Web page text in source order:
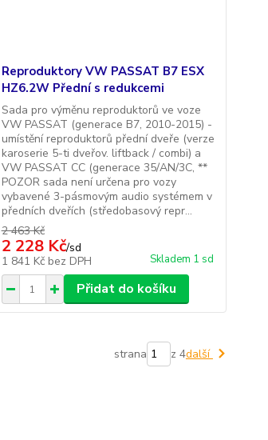
Reproduktory VW PASSAT B7 ESX
HZ6.2W Přední s redukcemi
Sada pro výměnu reproduktorů ve voze
VW PASSAT (generace B7, 2010-2015) -
umístění reproduktorů přední dveře (verze
karoserie 5-ti dveřov. liftback / combi) a
VW PASSAT CC (generace 35/AN/3C, **
POZOR sada není určena pro vozy
vybavené 3-pásmovým audio systémem v
předních dveřích (středobasový repr...
2 463 Kč
2 228 Kč/sd
1 841 Kč bez DPH Skladem 1 sd
Přidat do košíku
strana z 4další